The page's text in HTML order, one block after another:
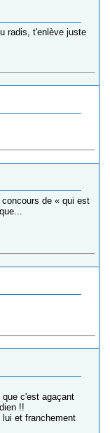
radis, t'enlève juste
de « qui est
c'est agaçant
!!
et franchement